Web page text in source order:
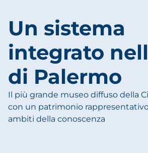
Un sistema
integrato
di Palermo
Il più grande museo diffuso della
con un patrimonio
ambiti della conoscenza